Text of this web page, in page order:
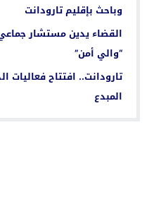
وباحث بإقليم تارودانت
القضاء يدين مستشار
“والي أمن”
تارودانت.. افتتاح فعاليات
المبدع